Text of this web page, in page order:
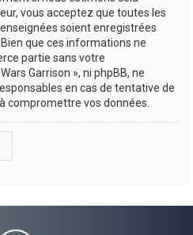
vous acceptez que toutes les
soient enregistrées
que ces informations ne
partie sans votre
Garrison », ni phpBB, ne
en cas de tentative de
compromettre vos données.